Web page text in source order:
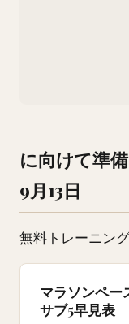
に向けて準
9月13日
無料トレーニン
マラソンペー
サブ5早見表